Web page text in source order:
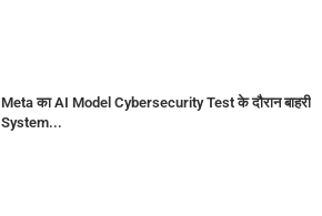
Meta का AI Model Cybersecurity Test के दौरान बाहरी
System...